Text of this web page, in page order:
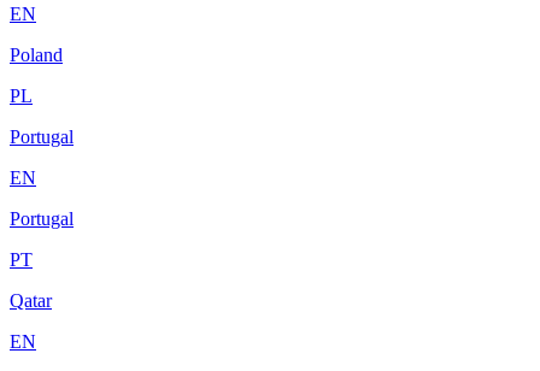
EN
Poland
PL
Portugal
EN
Portugal
PT
Qatar
EN